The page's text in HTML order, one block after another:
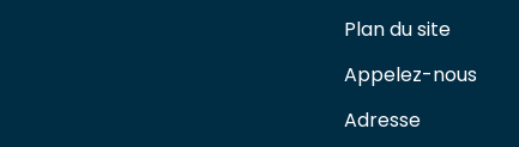
Plan du site
Appelez-nous
Adresse